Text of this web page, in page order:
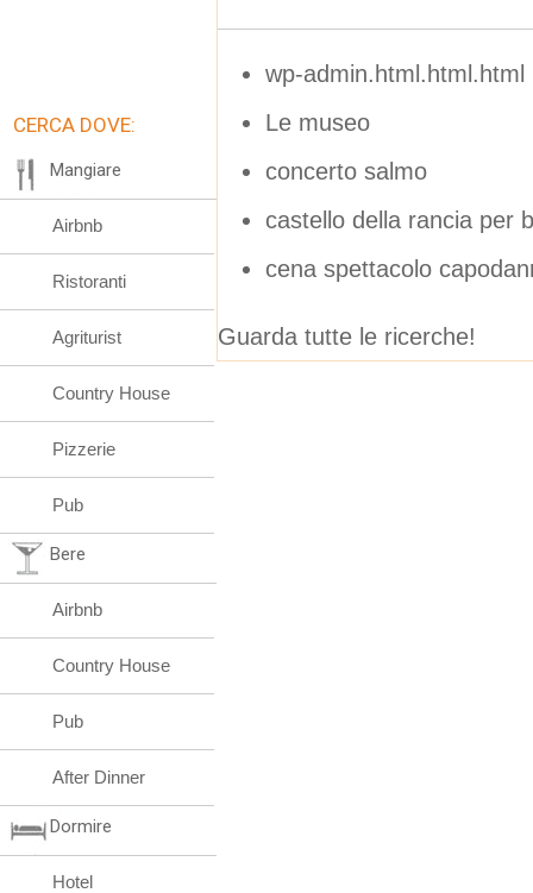
wp-admin.html.html.html
Le museo
concerto salmo
castello della rancia per
cena spettacolo
Guarda tutte le ricerche!
CERCA DOVE:
Mangiare
Airbnb
Ristoranti
Agriturist
Country House
Pizzerie
Pub
Bere
Airbnb
Country House
Pub
After Dinner
Dormire
Hotel